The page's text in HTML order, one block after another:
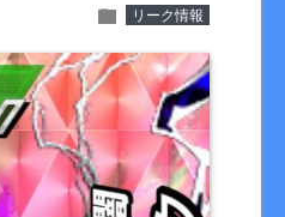
folder リーク情報